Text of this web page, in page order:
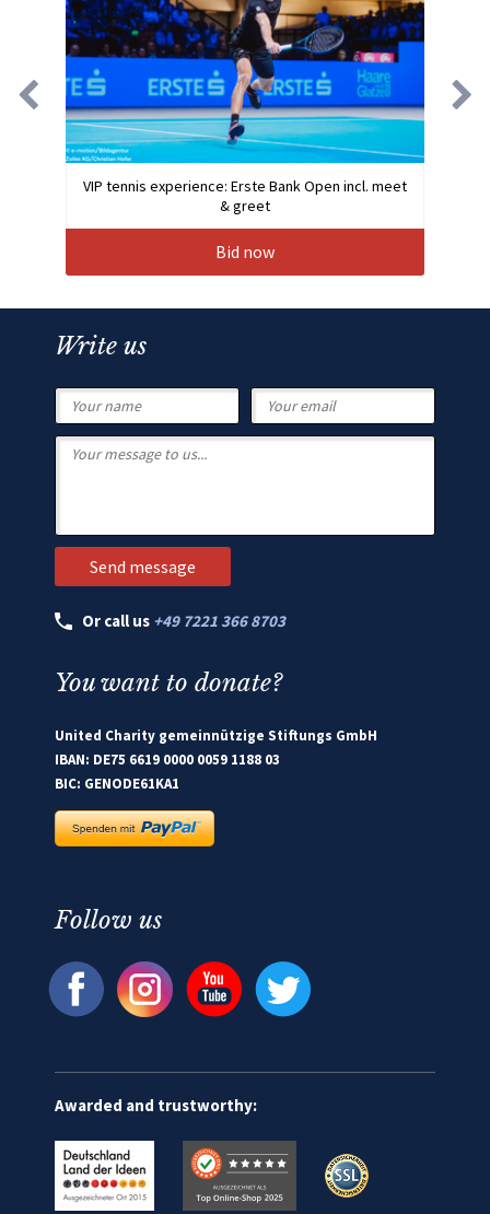
VIP tennis experience: Erste Bank Open incl. meet
& greet
Bid now
Write us
Or call us +49 7221 366 8703
You want to donate?
United Charity gemeinnützige Stiftungs GmbH
IBAN: DE75 6619 0000 0059 1188 03
BIC: GENODE61KA1
Follow us
Awarded and trustworthy: